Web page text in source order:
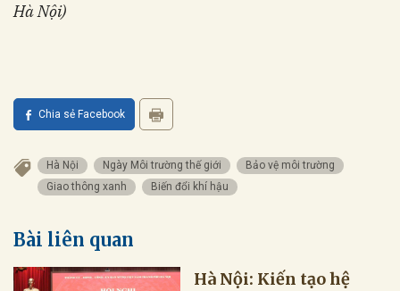
Hà Nội)
Chia sẻ Facebook
Hà Nội Ngày Môi trường thế giới
Bảo vệ môi trường
Giao thông xanh
Biến đổi khí hậu
Bài liên quan
Hà Nội: Kiến tạo hệ